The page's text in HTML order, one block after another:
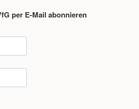
per E-Mail abonnieren